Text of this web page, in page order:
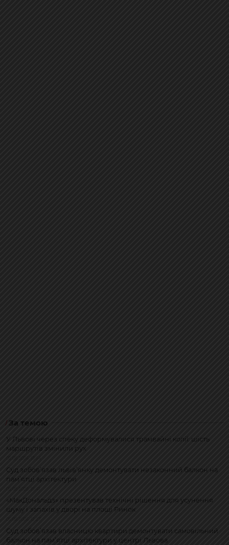
За темою
У Львові через спеку деформувалися трамвайні колії: шість
маршрутів змінили рух
Суд зобов’язав львів’янку демонтувати незаконний балкон на
пам’ятці архітектури
«МакДональдз» презентував технічні рішення для усунення
шуму і запахів у дворі на площі Ринок
Суд зобов’язав власницю квартири демонтувати самовільний
балкон на пам’ятці архітектури у центрі Львова